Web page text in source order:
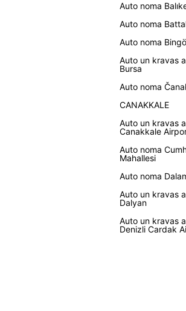
Auto noma
Auto noma
Auto noma
Auto un kravas
Bursa
Auto noma
CANAKKALE
Auto un kravas
Canakkale
Auto noma
Mahallesi
Auto noma
Auto un kravas
Dalyan
Auto un kravas
Denizli Cardak